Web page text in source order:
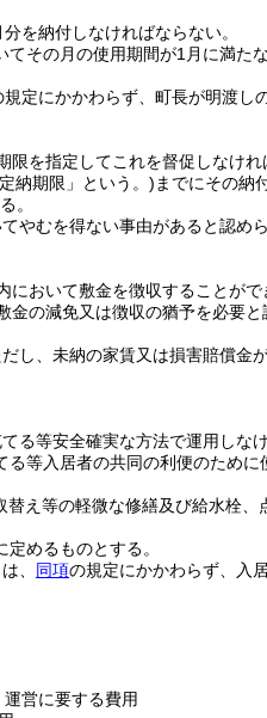
を納付しなければならない。
その月の使用期間が1月に満た
規定にかかわらず、町長が明渡し
を指定してこれを督促しなけれ
納期限」という。) までにその納
。
やむを得ない事由があると認め
おいて敷金を徴収することがで
の減免又は徴収の猶予を必要
だし、未納の家賃又は損害賠償金
る等安全確実な方法で運用しなけ
等入居者の共同の利便のために
え等の軽微な修繕及び給水栓
めるものとする。
、 同項の規定にかかわらず、入
営に要する費用